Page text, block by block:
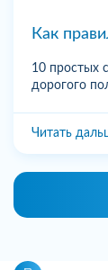
Как
10 простых
дорогого
Читать